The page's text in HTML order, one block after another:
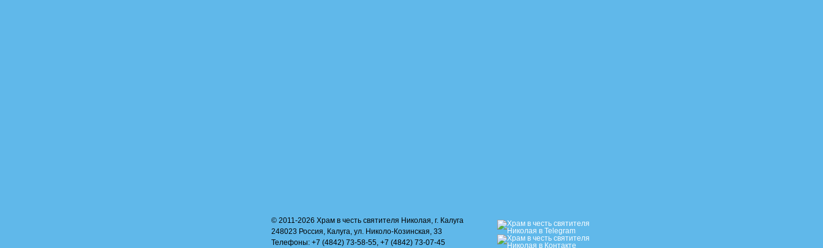
© 2011-2026 Храм в честь святителя Николая, г. Калуга
248023 Россия, Калуга, ул. Николо-Козинская, 33
Телефоны: +7 (4842) 73-58-55, +7 (4842) 73-07-45